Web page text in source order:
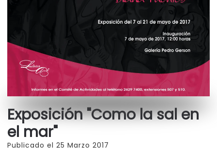
Exposición "Como la sal en
el mar"
Publicado el 25 Marzo 2017